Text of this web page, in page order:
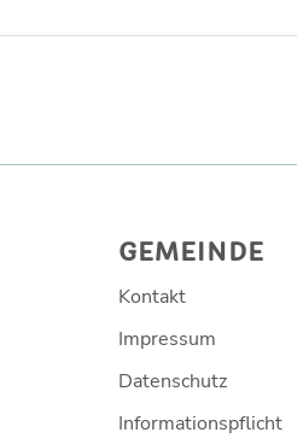
GEMEINDE
Kontakt
Impressum
Datenschutz
Informationspflicht